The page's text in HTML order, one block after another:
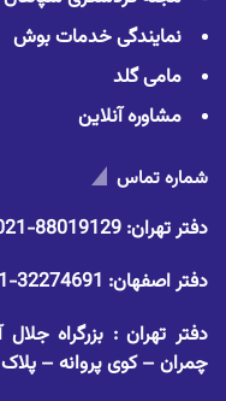
نمایندگی خدمات بوش
مامی گلد
مشاوره آنلاین
شماره تماس
دفتر تهران: 88019129-021
دفتر اصفهان: 32274691-031
دفتر تهران : بزرگراه
چمران – کوی پروانه – پلاک ۲ – واحد